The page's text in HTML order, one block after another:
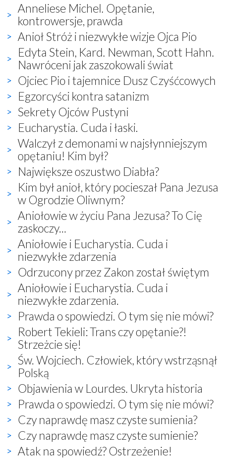
Anneliese Michel. Opętanie,
kontrowersje, prawda
Anioł Stróż i niezwykłe wizje Ojca Pio
Edyta Stein, Kard. Newman, Scott Hahn.
Nawróceni jak zaszokowali świat
Ojciec Pio i tajemnice Dusz Czyśćcowych
Egzorcyści kontra satanizm
Sekrety Ojców Pustyni
Eucharystia. Cuda i łaski.
Walczył z demonami w najsłynniejszym
opętaniu! Kim był?
Największe oszustwo Diabła?
Kim był anioł, który pocieszał Pana Jezusa
w Ogrodzie Oliwnym?
Aniołowie w życiu Pana Jezusa? To Cię
zaskoczy...
Aniołowie i Eucharystia. Cuda i
niezwykłe zdarzenia
Odrzucony przez Zakon został świętym
Aniołowie i Eucharystia. Cuda i
niezwykłe zdarzenia.
Prawda o spowiedzi. O tym się nie mówi?
Robert Tekieli: Trans czy opętanie?!
Strzeżcie się!
Św. Wojciech. Człowiek, który wstrząsnął
Polską
Objawienia w Lourdes. Ukryta historia
Prawda o spowiedzi. O tym się nie mówi?
Czy naprawdę masz czyste sumienia?
Czy naprawdę masz czyste sumienie?
Atak na spowiedź? Ostrzeżenie!